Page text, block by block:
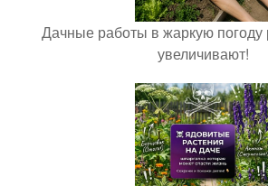
Дачные работы в жаркую погоду
увеличивают!